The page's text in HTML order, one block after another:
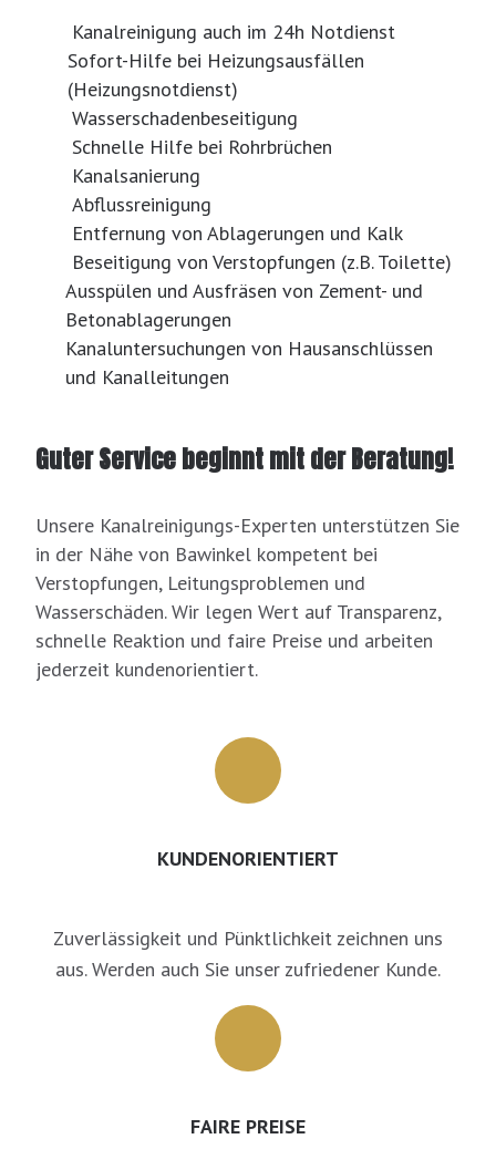
Kanalreinigung auch im 24h Notdienst
Sofort-Hilfe bei Heizungsausfällen
(Heizungsnotdienst)
Wasserschadenbeseitigung
Schnelle Hilfe bei Rohrbrüchen
Kanalsanierung
Abflussreinigung
Entfernung von Ablagerungen und Kalk
Beseitigung von Verstopfungen (z.B. Toilette)
Ausspülen und Ausfräsen von Zement- und
Betonablagerungen
Kanaluntersuchungen von Hausanschlüssen
und Kanalleitungen
Guter Service beginnt mit der Beratung!
Unsere Kanalreinigungs-Experten unterstützen Sie
in der Nähe von Bawinkel kompetent bei
Verstopfungen, Leitungsproblemen und
Wasserschäden. Wir legen Wert auf Transparenz,
schnelle Reaktion und faire Preise und arbeiten
jederzeit kundenorientiert.
KUNDENORIENTIERT
Zuverlässigkeit und Pünktlichkeit zeichnen uns
aus. Werden auch Sie unser zufriedener Kunde.
FAIRE PREISE